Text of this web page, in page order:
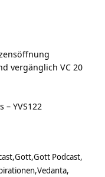
vergänglich VC 20
YVS122
Gott Gott Podcast
Vedanta